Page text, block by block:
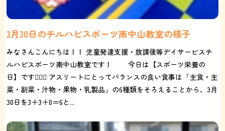
3月30日のチルハピスポーツ南中山教室の様子
みなさんこんにちは！！ 児童発達支援・放課後等デイサービスチ
ルハピスポーツ南中山教室です！ 今日は【スポーツ栄養の
日】です🏃🏻‍♂️ アスリートにとってバランスの良い食事は「主食・主
菜・副菜・汁物・果物・乳製品」の6種類をそろえることから、3月
30日を3＋3＋0＝6と...